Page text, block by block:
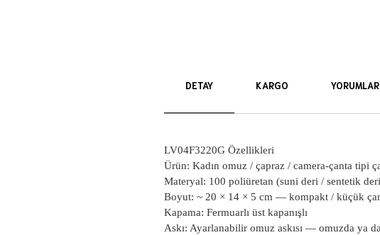
DETAY KARGO YORUMLAR
LV04F3220G Özellikleri
Ürün: Kadın omuz / çapraz / camera-çanta tipi
Materyal: 100 poliüretan (suni deri / sentetik
Boyut: ~ 20 × 14 × 5 cm — kompakt / küçük
Kapama: Fermuarlı üst kapanışlı
Askı: Ayarlanabilir omuz askısı — omuzda ya